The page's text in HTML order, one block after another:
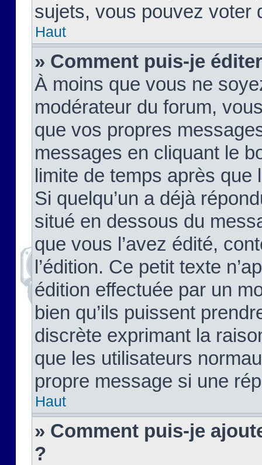
sujets, vous pouvez voter
Haut
» Comment puis-je
À moins que vous ne
modérateur du forum,
que vos propres
messages en cliquant le
limite de temps après que
Si quelqu’un a déjà
situé en dessous du
que vous l’avez édité,
l’édition. Ce petit texte
édition effectuée par un
bien qu’ils puissent
discrète exprimant la
que les utilisateurs
propre message si une
Haut
» Comment puis-je
?